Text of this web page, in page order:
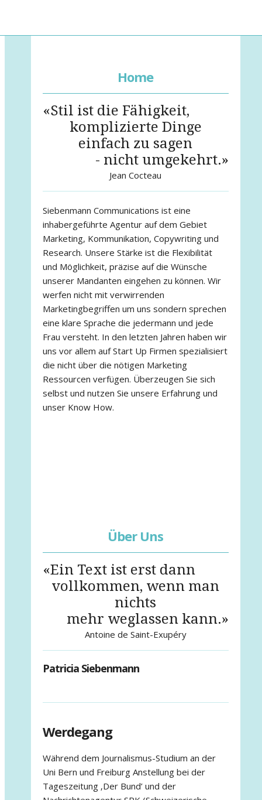
Home
«Stil ist die Fähigkeit,
komplizierte Dinge
einfach zu sagen
- nicht umgekehrt.»
Jean Cocteau
Siebenmann Communications ist eine
inhabergeführte Agentur auf dem Gebiet
Marketing, Kommunikation, Copywriting und
Research. Unsere Stärke ist die Flexibilität
und Möglichkeit, präzise auf die Wünsche
unserer Mandanten eingehen zu können. Wir
werfen nicht mit verwirrenden
Marketingbegriffen um uns sondern sprechen
eine klare Sprache die jedermann und jede
Frau versteht. In den letzten Jahren haben wir
uns vor allem auf Start Up Firmen spezialisiert
die nicht über die nötigen Marketing
Ressourcen verfügen. Überzeugen Sie sich
selbst und nutzen Sie unsere Erfahrung und
unser Know How.
Über Uns
«Ein Text ist erst dann
vollkommen, wenn man
nichts
mehr weglassen kann.»
Antoine de Saint-Exupéry
Patricia Siebenmann
Werdegang
Während dem Journalismus-Studium an der
Uni Bern und Freiburg Anstellung bei der
Tageszeitung ‚Der Bund’ und der